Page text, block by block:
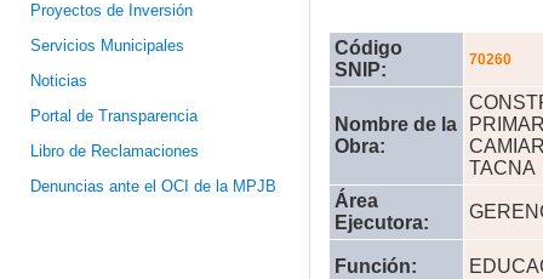
Proyectos de Inversión
Servicios Municipales
Noticias
Portal de Transparencia
Libro de Reclamaciones
Denuncias ante el OCI de la MPJB
Código
SNIP:
70260
Nombre de la
Obra:
TACNA
Área
Ejecutora:
Función: